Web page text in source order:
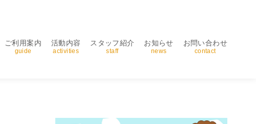
ご利用案内
guide
活動内容
activities
スタッフ紹介
staff
お知らせ
news
お問い合わせ
contact